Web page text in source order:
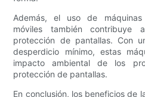
Además, el uso de
móviles también
protección de pantallas. Con
desperdicio mínimo, estas
impacto ambiental de los
protección de pantallas.
En conclusión, los beneficios de